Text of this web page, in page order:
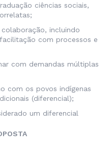
ciências sociais,
incluindo
com processos e
com demandas múltiplas
com os povos indígenas
(diferencial);
um diferencial